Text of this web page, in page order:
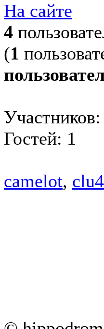
На сайте
4
(1
Гостей: 1
camelot,